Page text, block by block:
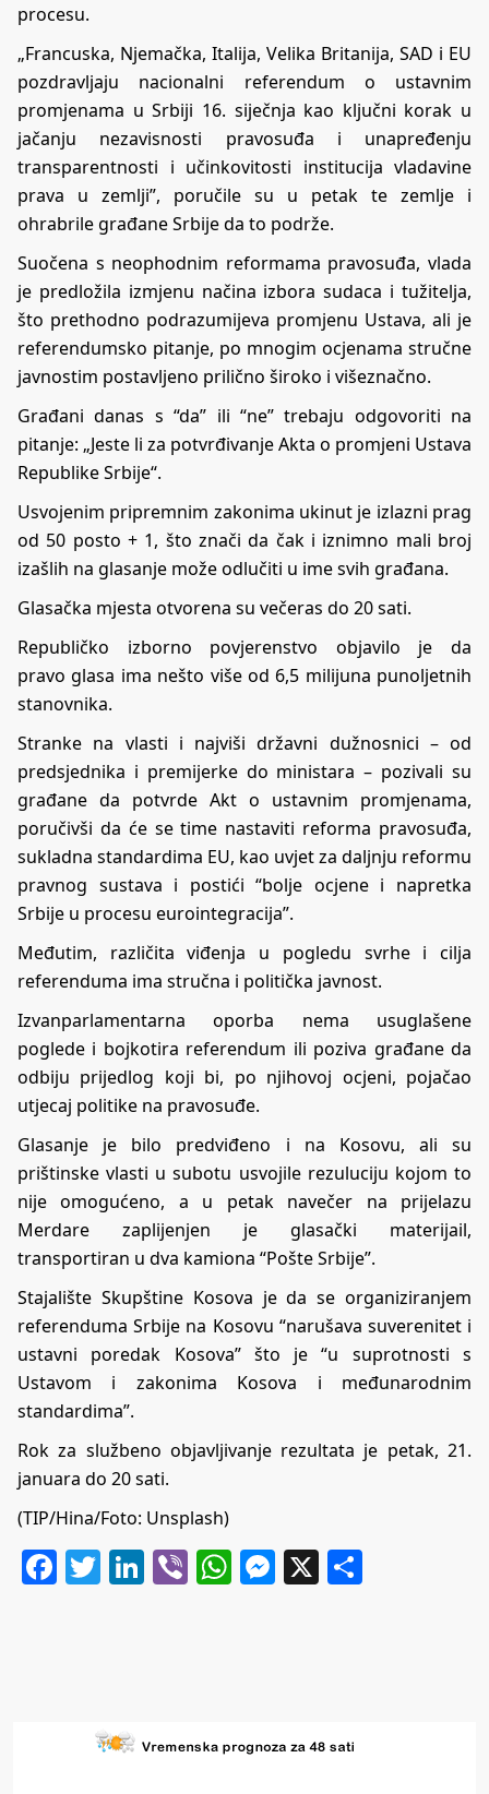
procesu.
„Francuska, Njemačka, Italija, Velika Britanija, SAD i EU
pozdravljaju nacionalni referendum o ustavnim
promjenama u Srbiji 16. siječnja kao ključni korak u
jačanju nezavisnosti pravosuđa i unapređenju
transparentnosti i učinkovitosti institucija vladavine
prava u zemlji”, poručile su u petak te zemlje i
ohrabrile građane Srbije da to podrže.
Suočena s neophodnim reformama pravosuđa, vlada
je predložila izmjenu načina izbora sudaca i tužitelja,
što prethodno podrazumijeva promjenu Ustava, ali je
referendumsko pitanje, po mnogim ocjenama stručne
javnostim postavljeno prilično široko i višeznačno.
Građani danas s “da” ili “ne” trebaju odgovoriti na
pitanje: „Jeste li za potvrđivanje Akta o promjeni Ustava
Republike Srbije“.
Usvojenim pripremnim zakonima ukinut je izlazni prag
od 50 posto + 1, što znači da čak i iznimno mali broj
izašlih na glasanje može odlučiti u ime svih građana.
Glasačka mjesta otvorena su večeras do 20 sati.
Republičko izborno povjerenstvo objavilo je da
pravo glasa ima nešto više od 6,5 milijuna punoljetnih
stanovnika.
Stranke na vlasti i najviši državni dužnosnici – od
predsjednika i premijerke do ministara – pozivali su
građane da potvrde Akt o ustavnim promjenama,
poručivši da će se time nastaviti reforma pravosuđa,
sukladna standardima EU, kao uvjet za daljnju reformu
pravnog sustava i postići “bolje ocjene i napretka
Srbije u procesu eurointegracija”.
Međutim, različita viđenja u pogledu svrhe i cilja
referenduma ima stručna i politička javnost.
Izvanparlamentarna oporba nema usuglašene
poglede i bojkotira referendum ili poziva građane da
odbiju prijedlog koji bi, po njihovoj ocjeni, pojačao
utjecaj politike na pravosuđe.
Glasanje je bilo predviđeno i na Kosovu, ali su
prištinske vlasti u subotu usvojile rezuluciju kojom to
nije omogućeno, a u petak navečer na prijelazu
Merdare zaplijenjen je glasački materijail,
transportiran u dva kamiona “Pošte Srbije”.
Stajalište Skupštine Kosova je da se organiziranjem
referenduma Srbije na Kosovu “narušava suverenitet i
ustavni poredak Kosova” što je “u suprotnosti s
Ustavom i zakonima Kosova i međunarodnim
standardima”.
Rok za službeno objavljivanje rezultata je petak, 21.
januara do 20 sati.
(TIP/Hina/Foto: Unsplash)
Facebook
Twitter
LinkedIn
ViberWhatsApp
Messenger
X